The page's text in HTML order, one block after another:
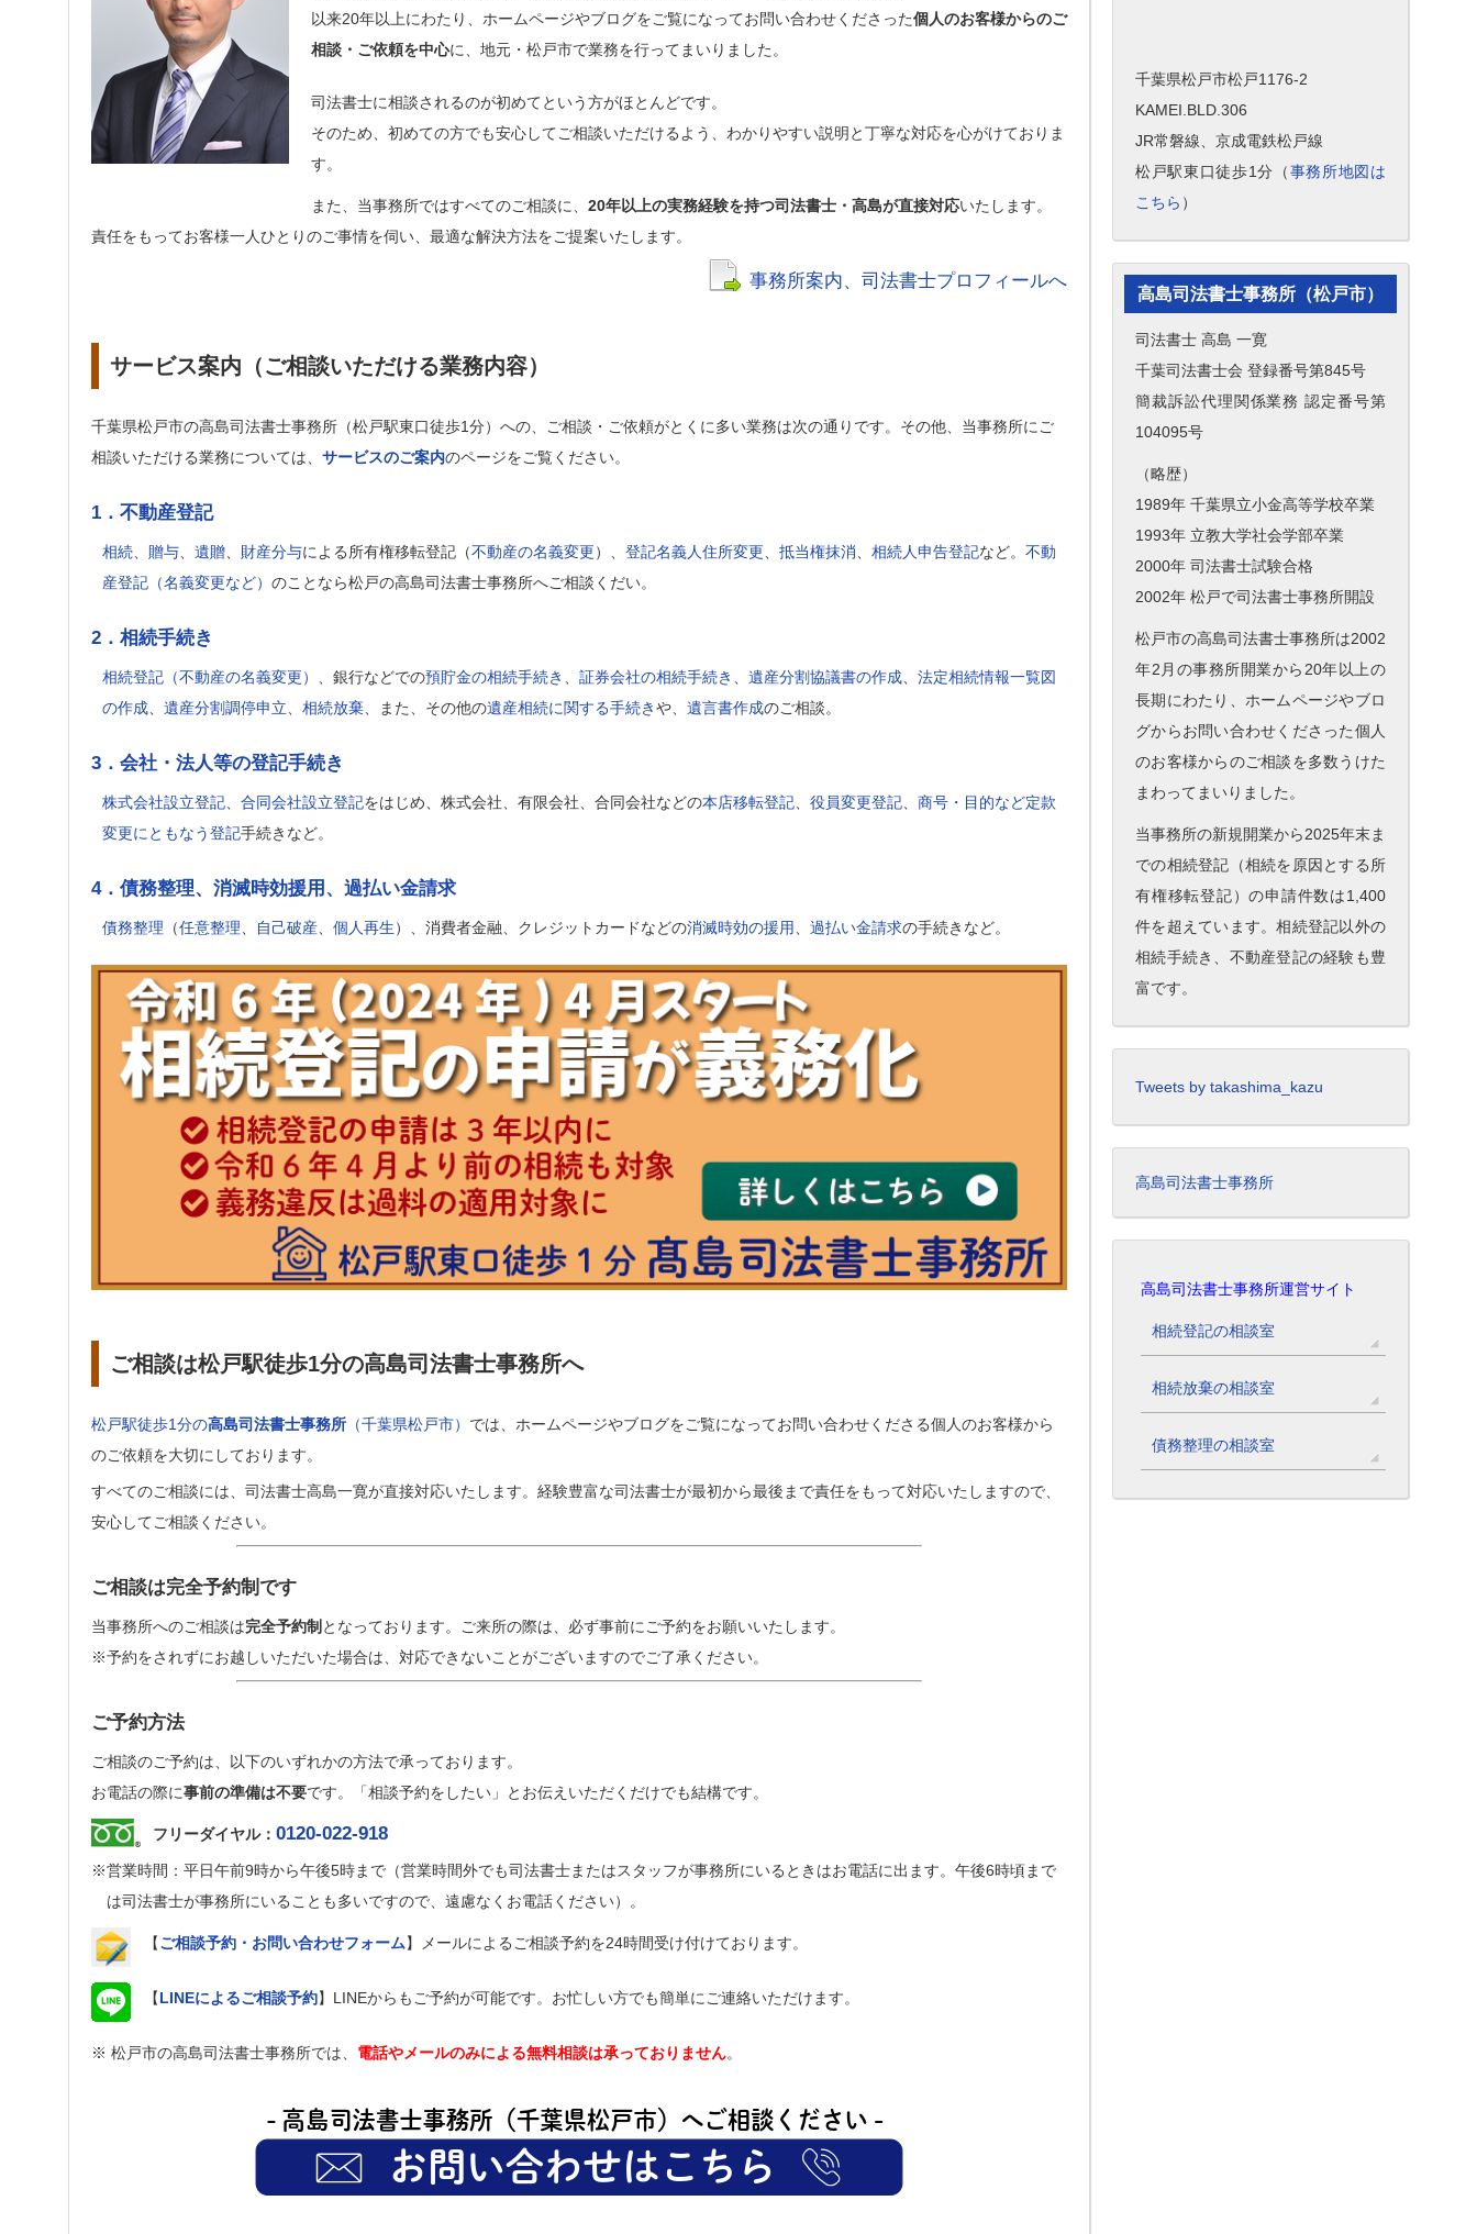
以来20年以上にわたり、ホームページやブログをご覧になってお問い合わせくださった個人のお客様からのご
相談・ご依頼を中心に、地元・松戸市で業務を行ってまいりました。
司法書士に相談されるのが初めてという方がほとんどです。
そのため、初めての方でも安心してご相談いただけるよう、わかりやすい説明と丁寧な対応を心がけておりま
す。
また、当事務所ではすべてのご相談に、 20年以上の実務経験を持つ司法書士・高島が直接対応いたします。
責任をもってお客様一人ひとりのご事情を伺い、最適な解決方法をご提案いたします。
事務所案内、司法書士プロフィールへ
サービス案内（ご相談いただける業務内容）
千葉県松戸市の高島司法書士事務所（松戸駅東口徒歩1分）への、ご相談・ご依頼がとくに多い業務は次の通りです。その他、当事務所にご
相談いただける業務については、 サービスのご案内のページをご覧ください。
1．不動産登記
相続 贈与 遺贈 財産分与による所有権移転登記（不動産の名義変更）、 登記名義人住所変更 抵当権抹消 相続人申告登記など。 不動
産登記（名義変更など） のことなら松戸の高島司法書士事務所へご相談くだい。
2．相続手続き
相続登記（不動産の名義変更） 、銀行などでの預貯金の相続手続き 証券会社の相続手続き 遺産分割協議書の作成
法定相続情報一覧図
の作成
遺産分割調停申立 相続放棄 、また、その他の遺産相続に関する手続きや、 遺言書作成のご相談。
3．会社・法人等の登記手続き
株式会社設立登記 合同会社設立登記をはじめ、株式会社、有限会社、合同会社などの本店移転登記 役員変更登記
商号・目的など定款
変更にともなう登記手続きなど。
4．債務整理、消滅時効援用、過払い金請求
債務整理 （任意整理 自己破産 個人再生）、消費者金融、クレジットカードなどの消滅時効の援用 過払い金請求の手続きなど。
ご相談は松戸駅徒歩1分の高島司法書士事務所へ
松戸駅徒歩1分の高島司法書士事務所 （千葉県松戸市） では、ホームページやブログをご覧になってお問い合わせくださる個人のお客様から
のご依頼を大切にしております。
すべてのご相談には、司法書士高島一寛が直接対応いたします。経験豊富な司法書士が最初から最後まで責任をもって対応いたしますので、
安心してご相談ください。
ご相談は完全予約制です
当事務所へのご相談は完全予約制 となっております。ご来所の際は、必ず事前にご予約をお願いいたします。
※予約をされずにお越しいただいた場合は、対応できないことがございますのでご了承ください。
ご予約方法
ご相談のご予約は、以下のいずれかの方法で承っております。
お電話の際に事前の準備は不要です。「相談予約をしたい」とお伝えいただくだけでも結構です。
フリーダイヤル： 0120-022-918
※営業時間：平日午前9時から午後5時まで（営業時間外でも司法書士またはスタッフが事務所にいるときはお電話に出ます。午後6時頃まで
は司法書士が事務所にいることも多いですので、遠慮なくお電話ください）。
【ご相談予約・お問い合わせフォーム】メールによるご相談予約を24時間受け付けております。
【LINEによるご相談予約】LINEからもご予約が可能です。お忙しい方でも簡単にご連絡いただけます。
※ 松戸市の高島司法書士事務所では、 電話やメールのみによる無料相談は承っておりません。
千葉県松戸市松戸1176-2
KAMEI.BLD.306
JR常磐線、京成電鉄松戸線
松戸駅東口徒歩1分（事務所地図は
こちら ）
高島司法書士事務所（松戸市）
司法書士 高島 一寛
千葉司法書士会 登録番号第845号
簡裁訴訟代理関係業務 認定番号第
104095号
（略歴）
1989年 千葉県立小金高等学校卒業
1993年 立教大学社会学部卒業
2000年 司法書士試験合格
2002年 松戸で司法書士事務所開設
松戸市の高島司法書士事務所は2002
年2月の事務所開業から20年以上の
長期にわたり、ホームページやブロ
グからお問い合わせくださった個人
のお客様からのご相談を多数うけた
まわってまいりました。
当事務所の新規開業から2025年末ま
での相続登記（相続を原因とする所
有権移転登記）の申請件数は1,400
件を超えています。相続登記以外の
相続手続き、不動産登記の経験も豊
富です。
Tweets by takashima_kazu
高島司法書士事務所
高島司法書士事務所運営サイト
相続登記の相談室
相続放棄の相談室
債務整理の相談室